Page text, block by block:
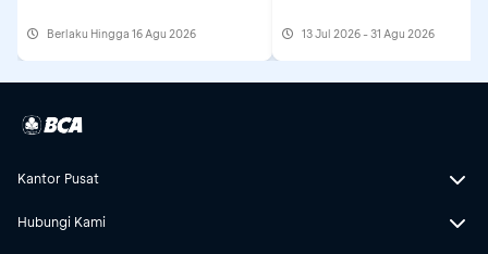
Berlaku Hingga 16 Agu 2026 13 Jul 2026 - 31 Agu 2026
Kantor Pusat
Hubungi Kami